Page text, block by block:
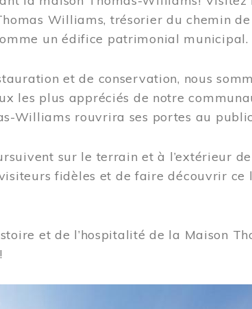
Williams, trésorier du chemin
un édifice patrimonial municipal.
et de conservation, nous
les plus appréciés de notre
Williams rouvrira ses portes au
sur le terrain et à l’extérieur de
fidèles et de faire découvrir
et de l’hospitalité de la Maison